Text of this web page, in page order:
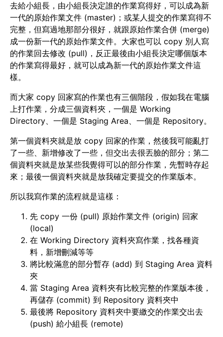
去給小組長，由小組長決定誰的作業寫得好，可以成為新
一代的原始作業文件 (master)；或某人提交的作業寫得不
完整，但寫過地那部分很好，就跟原始作業合併 (merge)
成一份新一代的原始作業文件。大家也可以 copy 別人寫
的作業回去修改 (pull)，反正最後由小組長決定哪個版本
的作業寫得最好，就可以成為新一代的原始作業文件這
樣。
而大家 copy 回家寫的作業也有三個階段，假如我在電腦
上打作業，分成三個資料夾，一個是 Working
Directory、一個是 Staging Area、一個是 Repository。
第一個資料夾就是放 copy 回家的作業，然後我可能亂打
了一些、新增修改了一些，但交出去很丟臉的部分；第二
個資料夾就是放某些我覺得可以的部分作業，先暫時存起
來；最後一個資料夾就是放我確定要提交的作業版本。
所以我寫作業的流程就是這樣：
先 copy 一份 (pull) 原始作業文件 (origin) 回家
(local)
在 Working Directory 資料夾寫作業，找各種資
料，新增刪減等等
將比較滿意的部分暫存 (add) 到 Staging Area 資料
夾
當 Staging Area 資料夾有比較完整的作業版本後，
再儲存 (commit) 到 Repository 資料夾中
最後將 Repository 資料夾中要繳交的作業交出去
(push) 給小組長 (remote)